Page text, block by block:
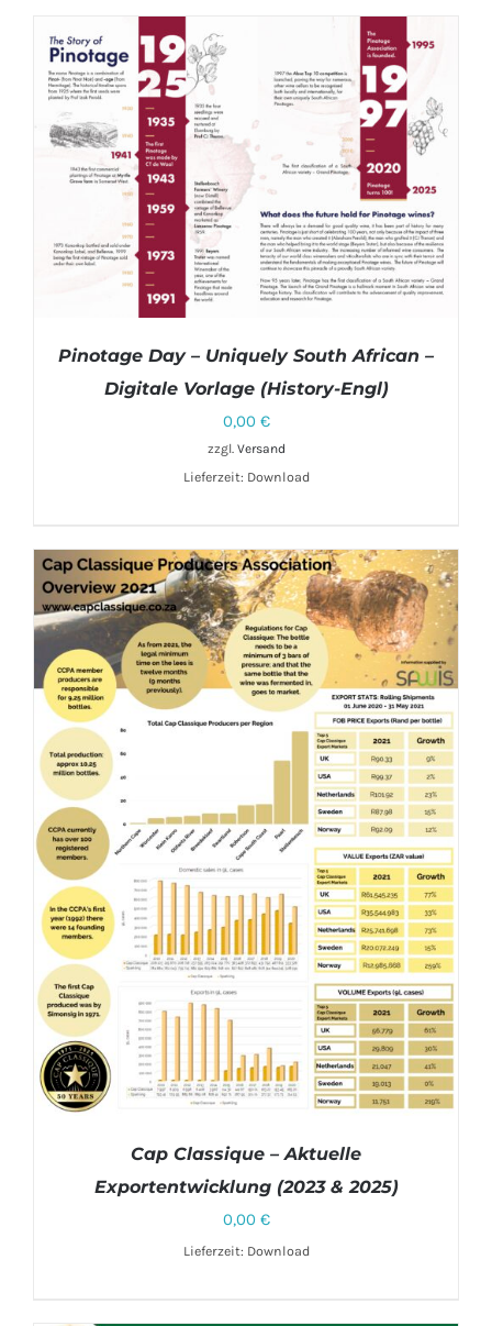
DETAILS
Pinotage Day – Uniquely South African –
Digitale Vorlage (History-Engl)
0,00 €
zzgl. Versand
Lieferzeit: Download
Cap Classique – Aktuelle
Exportentwicklung (2023 & 2025)
0,00 €
Lieferzeit: Download